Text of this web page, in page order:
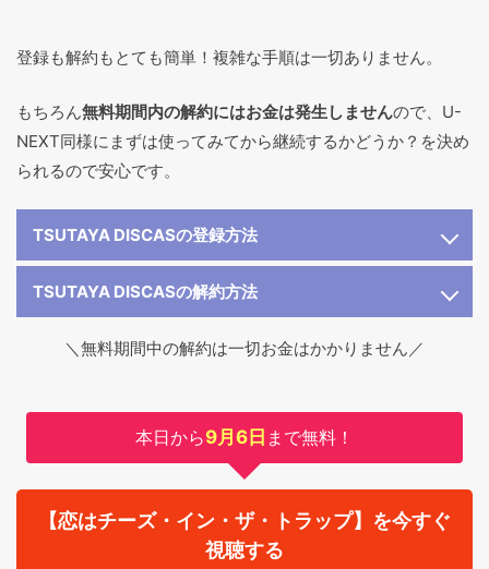
登録も解約もとても簡単！複雑な手順は一切ありません。
もちろん無料期間内の解約にはお金は発生しませんので、U-
NEXT同様にまずは使ってみてから継続するかどうか？を決め
られるので安心です。
TSUTAYA DISCASの登録方法
TSUTAYA DISCASの解約方法
＼無料期間中の解約は一切お金はかかりません／
本日から9月6日 まで無料！
【恋はチーズ・イン・ザ・トラップ】を今すぐ
視聴する